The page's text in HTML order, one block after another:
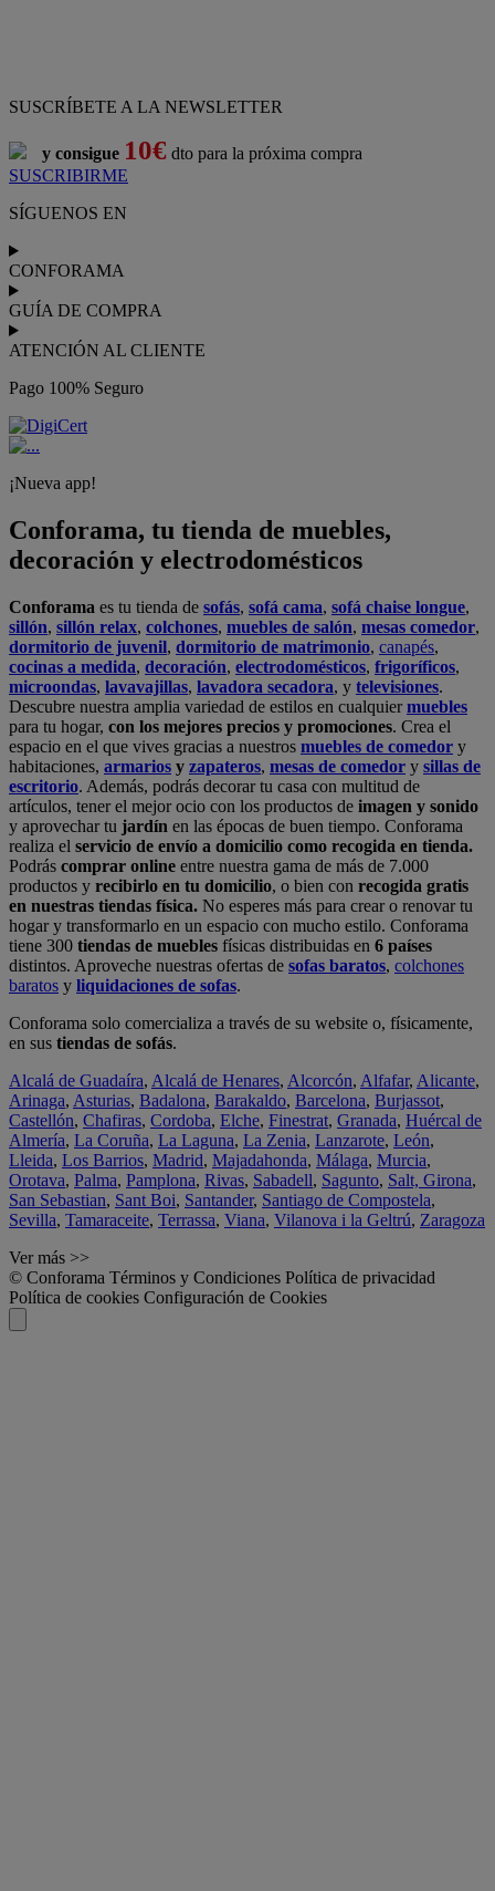
SUSCRÍBETE A LA NEWSLETTER
y consigue 10€ dto para la próxima compra
SUSCRIBIRME
SÍGUENOS EN
CONFORAMA
GUÍA DE COMPRA
ATENCIÓN AL CLIENTE
Pago 100% Seguro
¡Nueva app!
Conforama, tu tienda de muebles,
decoración y electrodomésticos
Conforama es tu tienda de sofás, sofá cama, sofá chaise longue,
sillón, sillón relax, colchones, muebles de salón, mesas comedor,
dormitorio de juvenil, dormitorio de matrimonio, canapés,
cocinas a medida, decoración, electrodomésticos, frigoríficos,
microondas, lavavajillas, lavadora secadora, y televisiones.
Descubre nuestra amplia variedad de estilos en cualquiermuebles
para tu hogar, con los mejores precios y promociones. Crea el
espacio en el que vives gracias a nuestros muebles de comedor y
habitaciones, armarios y zapateros, mesas de comedor y sillas de
escritorio. Además, podrás decorar tu casa con multitud de
artículos, tener el mejor ocio con los productos de imagen y sonido
y aprovechar tu jardín en las épocas de buen tiempo. Conforama
realiza el servicio de envío a domicilio como recogida en tienda.
Podrás comprar online entre nuestra gama de más de 7.000
productos y recibirlo en tu domicilio, o bien con recogida gratis
en nuestras tiendas física. No esperes más para crear o renovar tu
hogar y transformarlo en un espacio con mucho estilo. Conforama
tiene 300 tiendas de muebles físicas distribuidas en 6 países
distintos. Aproveche nuestras ofertas de sofas baratos, colchones
baratos y liquidaciones de sofas.
Conforama solo comercializa a través de su website o, físicamente,
en sus tiendas de sofás.
Alcalá de Guadaíra, Alcalá de Henares, Alcorcón, Alfafar, Alicante,
Arinaga, Asturias, Badalona, Barakaldo, Barcelona, Burjassot,
Castellón, Chafiras, Cordoba, Elche, Finestrat, Granada, Huércal de
Almería, La Coruña, La Laguna, La Zenia, Lanzarote, León,
Lleida, Los Barrios, Madrid, Majadahonda, Málaga, Murcia,
Orotava, Palma, Pamplona, Rivas, Sabadell, Sagunto, Salt, Girona,
San Sebastian, Sant Boi, Santander, Santiago de Compostela,
Sevilla, Tamaraceite, Terrassa, Viana, Vilanova i la Geltrú, Zaragoza
Ver más >>
© Conforama Términos y Condiciones Política de privacidad
Política de cookies Configuración de Cookies